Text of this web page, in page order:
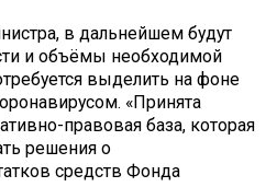
в дальнейшем будут
и объёмы необходимой
выделить на фоне
«Принята
правовая база, которая
решения о
средств Фонда